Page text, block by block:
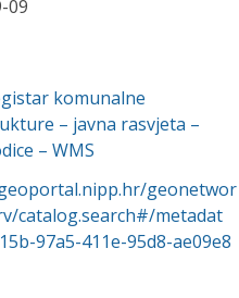
09
komunalne
– javna rasvjeta –
– WMS
geonetwor
catalog.search#/metadat
97a5-411e-95d8-ae09e8